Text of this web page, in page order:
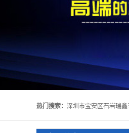
热门搜索：